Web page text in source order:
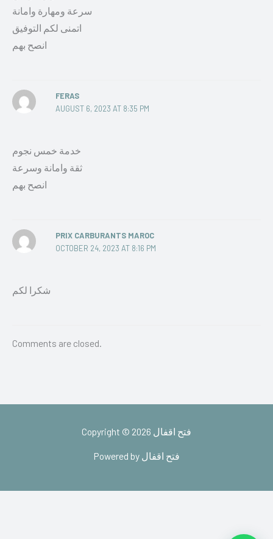
سرعة ومهارة وامانة
اتمنى لكم التوفيق
انصح بهم
FERAS
AUGUST 6, 2023 AT 8:35 PM
خدمة خمس نجوم
ثقة وامانة وسرعة
انصح بهم
PRIX CARBURANTS MAROC
OCTOBER 24, 2023 AT 8:16 PM
شكرا لكم
Comments are closed.
Copyright © 2026 فتح اقفال
Powered by فتح اقفال